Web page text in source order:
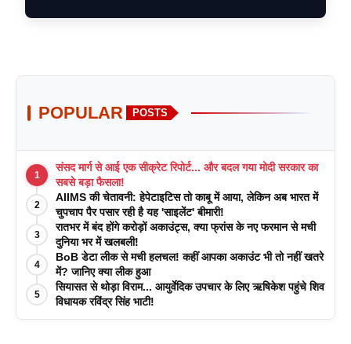
POPULAR POSTS
1
संसद मार्ग से आई एक सीक्रेट रिपोर्ट... और बदल गया मोदी सरकार का
सबसे बड़ा फैसला!
2
AIIMS की चेतावनी: हेपेटाइटिस तो काबू में आया, लेकिन अब भारत में
चुपचाप पैर पसार रही है यह 'साइलेंट' बीमारी!
3
रातभर में बंद होंगे करोड़ों अकाउंट्स, क्या फ्रांस के नए फरमान से मची
दुनिया भर में खलबली!
4
BoB डेटा लीक से मची हलचल! कहीं आपका अकाउंट भी तो नहीं खतरे
में? जानिए क्या लीक हुआ
5
सियासत से थोड़ा विराम... आयुर्वेदिक उपचार के लिए ऋषिकेश पहुंचे शिव
विधायक रविंद्र सिंह भाटी!